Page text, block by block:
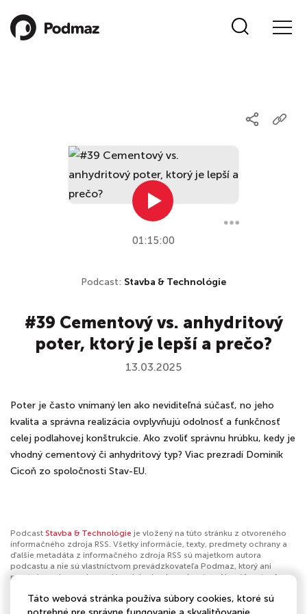
01:15:00
Podcast: Stavba & Technológie
#39 Cementový vs. anhydritový
poter, ktorý je lepší a prečo?
13.03.2025
Poter je často vnímaný len ako neviditeľná súčasť, no jeho
kvalita a správna realizácia ovplyvňujú odolnosť a funkčnosť
celej podlahovej konštrukcie. Ako zvoliť správnu hrúbku, kedy je
vhodný cementový či anhydritový typ? Viac prezradí Dominik
Cicoň zo spoločnosti Stav-EU.
Podcast Stavba & Technológie je vložený na túto stránku z otvoreného
informačného zdroja RSS. Všetky informácie, texty, predmety ochrany a
ďalšie metadáta z informačného zdroja RSS sú majetkom autora
podcastu a nie sú vlastníctvom prevádzkovateľa Podmaz, ktorý ani
nevytvára ani nezodpovedá za ich obsah podcastov. Ak máš za to, že
nahlásiť obsah. Ak je toto tvoj podcast a chceš získať kontrolu nad týmto
profilomklikni sem.
Táto webová stránka používa súbory cookies, ktoré sú